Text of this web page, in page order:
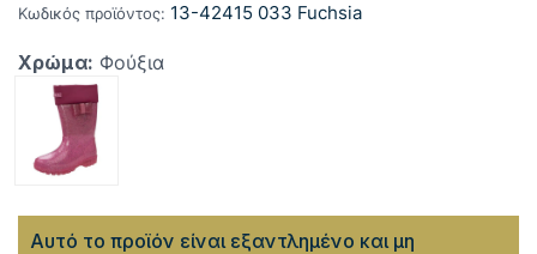
Κωδικός προϊόντος: 13-42415 033 Fuchsia
Χρώμα: Φούξια
Αυτό το προϊόν είναι εξαντλημένο και μη